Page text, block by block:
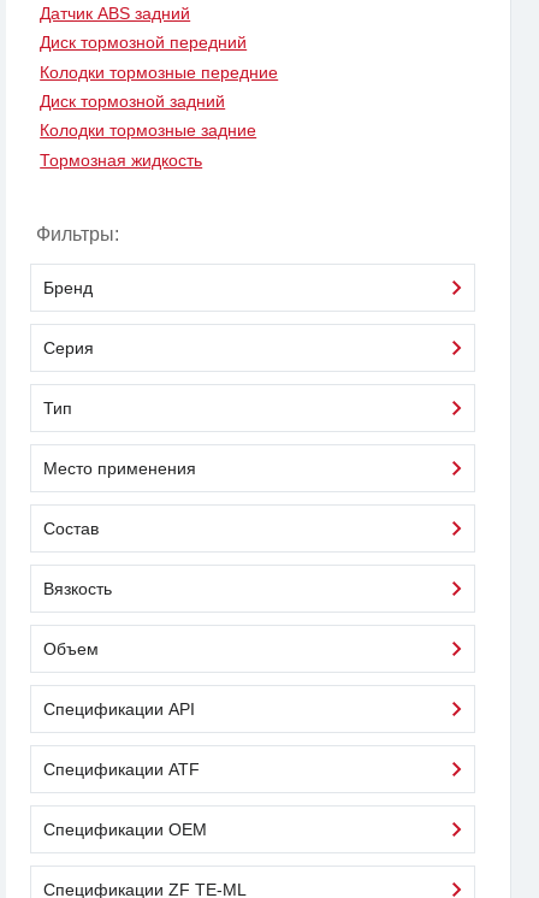
Датчик ABS задний
Диск тормозной передний
Колодки тормозные передние
Диск тормозной задний
Колодки тормозные задние
Тормозная жидкость
Фильтры:
Бренд
Серия
Тип
Место применения
Состав
Вязкость
Объем
Спецификации API
Спецификации ATF
Спецификации OEM
Спецификации ZF TE-ML